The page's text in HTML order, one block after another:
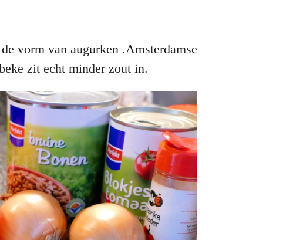
vorm van augurken .Amsterdamse
zit echt minder zout in.